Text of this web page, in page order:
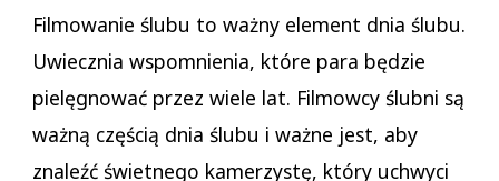
Filmowanie ślubu to ważny element dnia ślubu.
Uwiecznia wspomnienia, które para będzie
pielęgnować przez wiele lat. Filmowcy ślubni są
ważną częścią dnia ślubu i ważne jest, aby
znaleźć świetnego kamerzystę, który uchwyci